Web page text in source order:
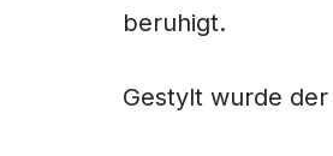
beruhigt.
Gestylt wurde